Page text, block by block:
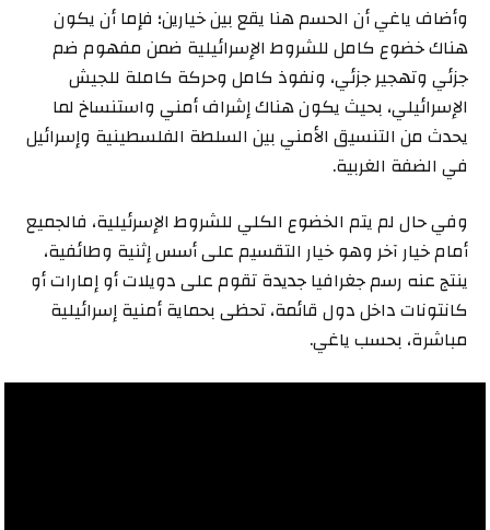
وأضاف ياغي أن الحسم هنا يقع بين خيارين؛ فإما أن يكون
هناك خضوع كامل للشروط الإسرائيلية ضمن مفهوم ضم
جزئي وتهجير جزئي، ونفوذ كامل وحركة كاملة للجيش
الإسرائيلي، بحيث يكون هناك إشراف أمني واستنساخ لما
يحدث من التنسيق الأمني بين السلطة الفلسطينية وإسرائيل
في الضفة الغربية.
وفي حال لم يتم الخضوع الكلي للشروط الإسرئيلية، فالجميع
أمام خيار آخر وهو خيار التقسيم على أسس إثنية وطائفية،
ينتج عنه رسم جغرافيا جديدة تقوم على دويلات أو إمارات أو
كانتونات داخل دول قائمة، تحظى بحماية أمنية إسرائيلية
مباشرة، بحسب ياغي.